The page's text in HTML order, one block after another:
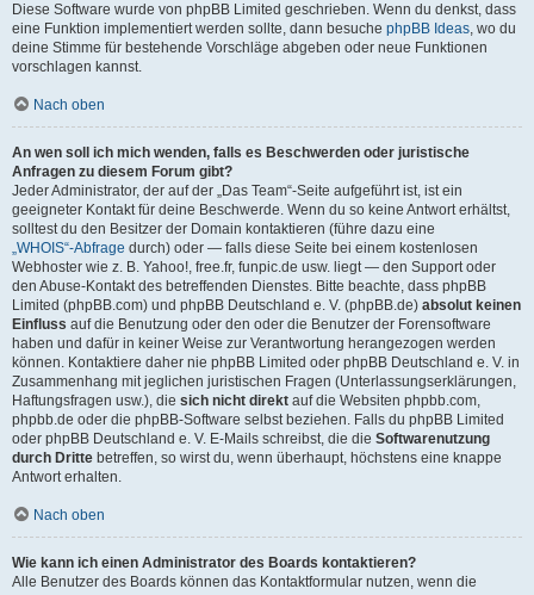
Diese Software wurde von phpBB Limited geschrieben. Wenn du denkst, dass
eine Funktion implementiert werden sollte, dann besuche phpBB Ideas, wo du
deine Stimme für bestehende Vorschläge abgeben oder neue Funktionen
vorschlagen kannst.
Nach oben
An wen soll ich mich wenden, falls es Beschwerden oder juristische
Anfragen zu diesem Forum gibt?
Jeder Administrator, der auf der „Das Team“-Seite aufgeführt ist, ist ein
geeigneter Kontakt für deine Beschwerde. Wenn du so keine Antwort erhältst,
solltest du den Besitzer der Domain kontaktieren (führe dazu eine
„WHOIS“-Abfrage durch) oder — falls diese Seite bei einem kostenlosen
Webhoster wie z. B. Yahoo!, free.fr, funpic.de usw. liegt — den Support oder
den Abuse-Kontakt des betreffenden Dienstes. Bitte beachte, dass phpBB
Limited (phpBB.com) und phpBB Deutschland e. V. (phpBB.de) absolut keinen
Einfluss auf die Benutzung oder den oder die Benutzer der Forensoftware
haben und dafür in keiner Weise zur Verantwortung herangezogen werden
können. Kontaktiere daher nie phpBB Limited oder phpBB Deutschland e. V. in
Zusammenhang mit jeglichen juristischen Fragen (Unterlassungserklärungen,
Haftungsfragen usw.), die sich nicht direkt auf die Websiten phpbb.com,
phpbb.de oder die phpBB-Software selbst beziehen. Falls du phpBB Limited
oder phpBB Deutschland e. V. E-Mails schreibst, die die Softwarenutzung
durch Dritte betreffen, so wirst du, wenn überhaupt, höchstens eine knappe
Antwort erhalten.
Nach oben
Wie kann ich einen Administrator des Boards kontaktieren?
Alle Benutzer des Boards können das Kontaktformular nutzen, wenn die